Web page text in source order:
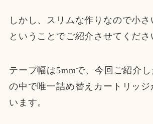
しかし、スリムな作りなので小
ということでご紹介させてくださ
テープ幅は5mmで、今回ご紹介
の中で唯一詰め替えカートリッジ
います。